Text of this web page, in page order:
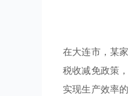
在大连市，某
税收减免政策
实现生产效率